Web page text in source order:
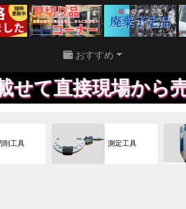
22 件
おすすめ
ら売ることにも対
削工具 測定工具